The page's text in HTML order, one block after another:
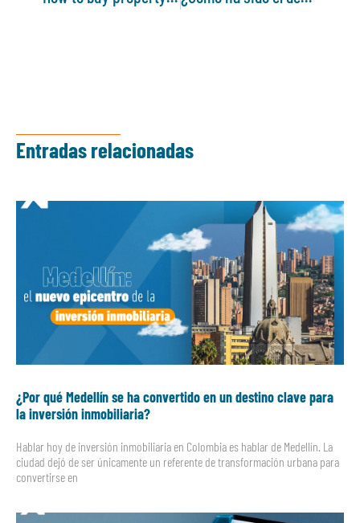
Entradas relacionadas
¿Por qué Medellín se ha convertido en un destino clave para
la inversión inmobiliaria?
Hablar hoy de inversión inmobiliaria en Colombia es hablar de Medellín. La
ciudad dejó de ser únicamente un referente de transformación urbana para
convertirse en